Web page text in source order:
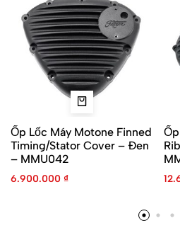
Ốp Lốc Máy Motone Finned
Timing/Stator Cover – Đen
– MMU042
6.900.000 ₫